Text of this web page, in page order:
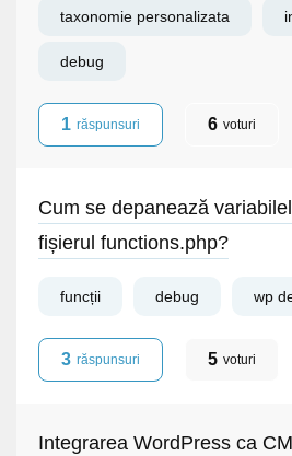
taxonomie personalizata
debug
1 răspunsuri 6 voturi
Cum se depanează
fișierul functions.php?
funcții debug wp
3 răspunsuri 5 voturi
Integrarea WordPress ca